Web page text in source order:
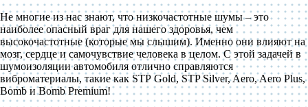
Не многие из нас знают, что низкочастотные шумы – это
наиболее опасный враг для нашего здоровья, чем
высокочастотные (которые мы слышим). Именно они влияют на
мозг, сердце и самочувствие человека в целом. С этой задачей в
шумоизоляции автомобиля отлично справляются
виброматериалы, такие как STP Gold, STP Silver, Aero, Aero Plus,
Bomb иBomb Premium!